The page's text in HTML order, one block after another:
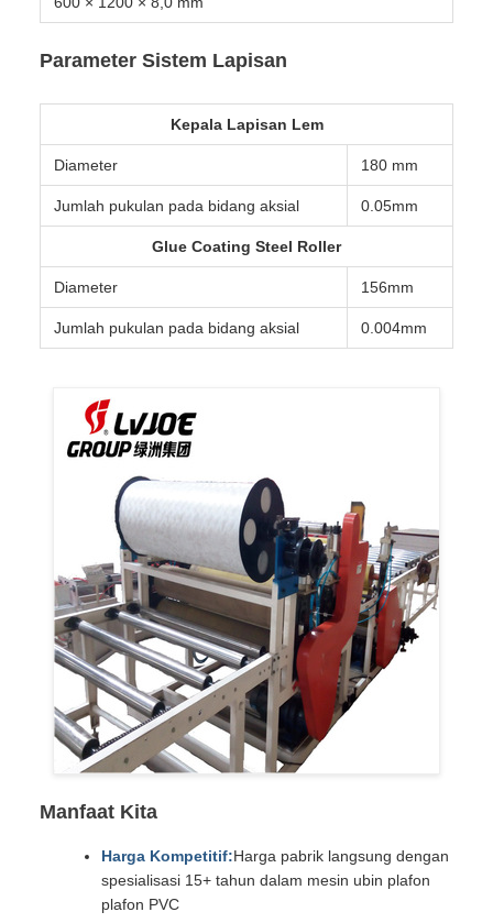
Parameter Sistem Lapisan
Kepala Lapisan Lem
Diameter 180 mm
Jumlah pukulan pada bidang aksial 0.05mm
Glue Coating Steel Roller
Diameter 156mm
Jumlah pukulan pada bidang aksial 0.004mm
Manfaat Kita
Harga Kompetitif:Harga pabrik langsung dengan
spesialisasi 15+ tahun dalam mesin ubin plafon
plafon PVC